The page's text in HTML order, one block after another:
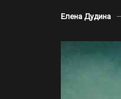
Елена Дудина